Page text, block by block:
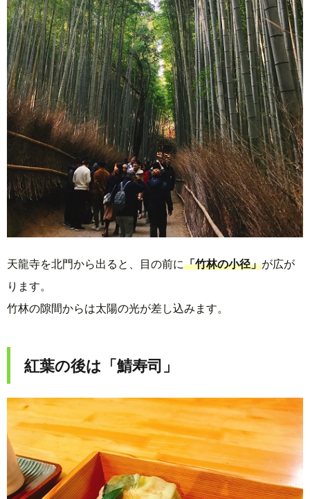
天龍寺を北門から出ると、目の前に「竹林の小径」が広が
ります。
竹林の隙間からは太陽の光が差し込みます。
紅葉の後は「鯖寿司」